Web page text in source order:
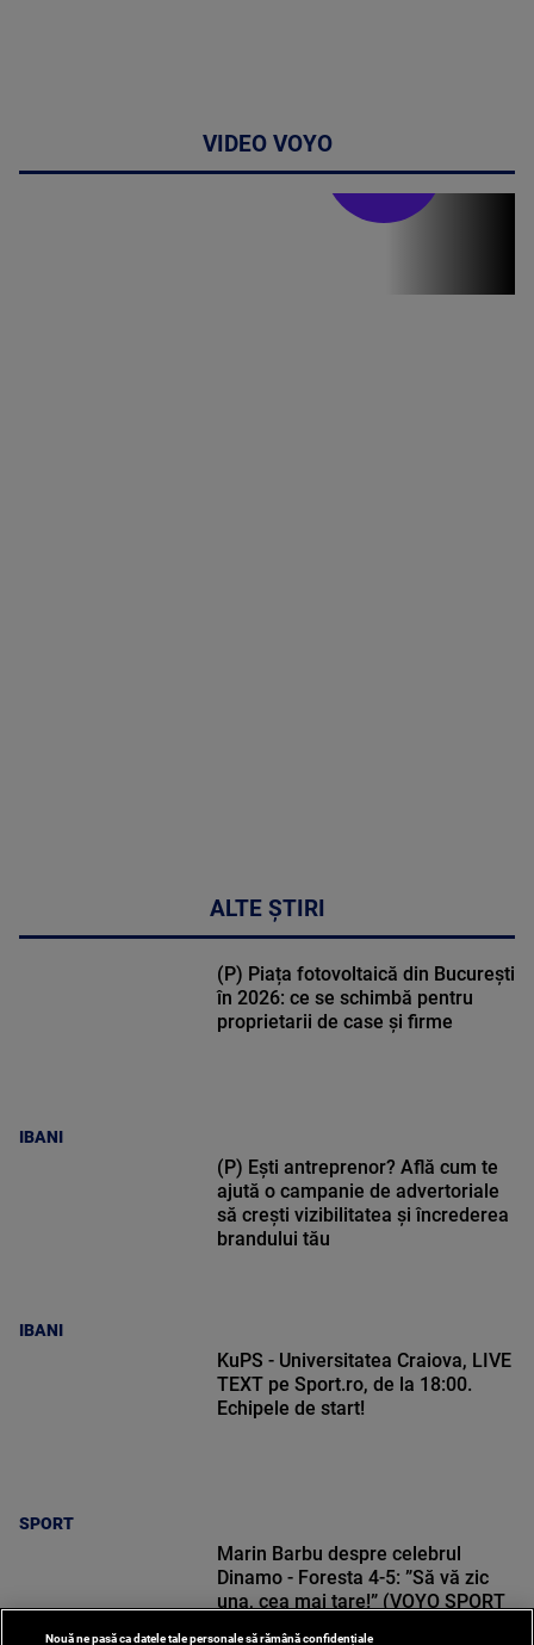
VIDEO VOYO
ALTE ȘTIRI
IBANI
(P) Piața fotovoltaică din București
în 2026: ce se schimbă pentru
proprietarii de case și firme
IBANI
(P) Ești antreprenor? Află cum te
ajută o campanie de advertoriale
să crești vizibilitatea și încrederea
brandului tău
SPORT
KuPS - Universitatea Craiova, LIVE
TEXT pe Sport.ro, de la 18:00.
Echipele de start!
Marin Barbu despre celebrul
Dinamo - Foresta 4-5: ”Să vă zic
una, cea mai tare!” (VOYO SPORT
Nouă ne pasă ca datele tale personale să rămână confidențiale